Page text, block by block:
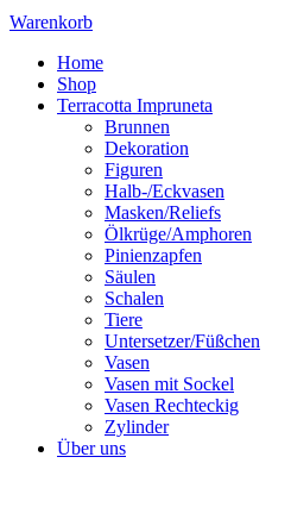
Warenkorb
Home
Shop
Terracotta Impruneta
Brunnen
Dekoration
Figuren
Halb-/Eckvasen
Masken/Reliefs
Ölkrüge/Amphoren
Pinienzapfen
Säulen
Schalen
Tiere
Untersetzer/Füßchen
Vasen
Vasen mit Sockel
Vasen Rechteckig
Zylinder
Über uns